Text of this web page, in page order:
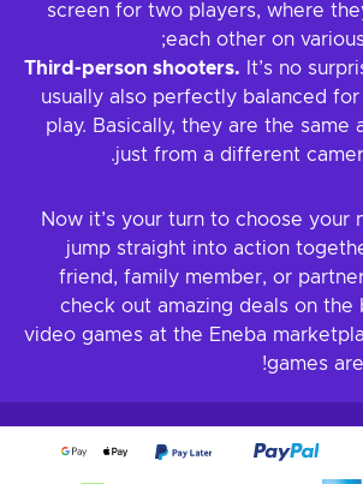
screen for two players, where
each other on
Third-person shooters. It’s no
usually also perfectly balanced
play. Basically, they are the same
just from a different
Now it’s your turn to choose your
jump straight into action
friend, family member, or
check out amazing deals on the
video games at the Eneba
games